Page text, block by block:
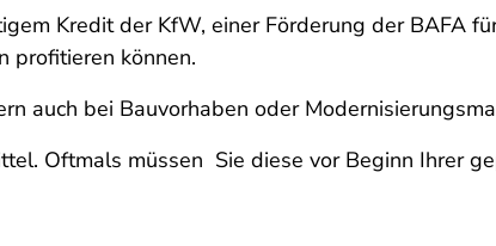
Kredit der KfW, einer Förderung der BAFA
profitieren können.
auch bei Bauvorhaben oder
Oftmals müssen Sie diese vor Beginn Ihrer